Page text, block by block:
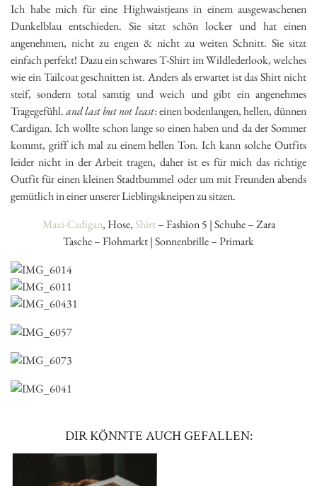
Ich habe mich für eine Highwaistjeans in einem ausgewaschenen
Dunkelblau entschieden. Sie sitzt schön locker und hat einen
angenehmen, nicht zu engen & nicht zu weiten Schnitt. Sie sitzt
einfach perfekt! Dazu ein schwares T-Shirt im Wildlederlook, welches
wie ein Tailcoat geschnitten ist. Anders als erwartet ist das Shirt nicht
steif, sondern total samtig und weich und gibt ein angenehmes
Tragegefühl.and last but not least: einen bodenlangen, hellen, dünnen
Cardigan. Ich wollte schon lange so einen haben und da der Sommer
kommt, griff ich mal zu einem hellen Ton. Ich kann solche Outfits
leider nicht in der Arbeit tragen, daher ist es für mich das richtige
Outfit für einen kleinen Stadtbummel oder um mit Freunden abends
gemütlich in einer unserer Lieblingskneipen zu sitzen.
Maxi-Cadigan, Hose,Shirt– Fashion 5 | Schuhe – Zara
Tasche – Flohmarkt | Sonnenbrille – Primark
DIR KÖNNTE AUCH GEFALLEN: